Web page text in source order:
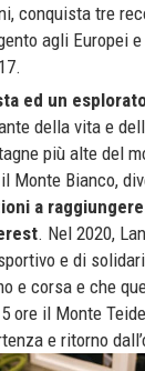
conquista tre
agli Europei
ed un
della vita e
più alte del
Monte Bianco,
a
. Nel 2020,
e di
e corsa e che
ore il Monte
e ritorno